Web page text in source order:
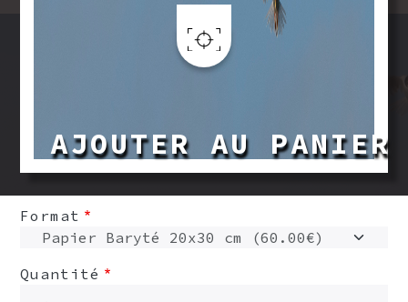
Aller au contenu principal
AJOUTER AU PANIER
Format
Quantité